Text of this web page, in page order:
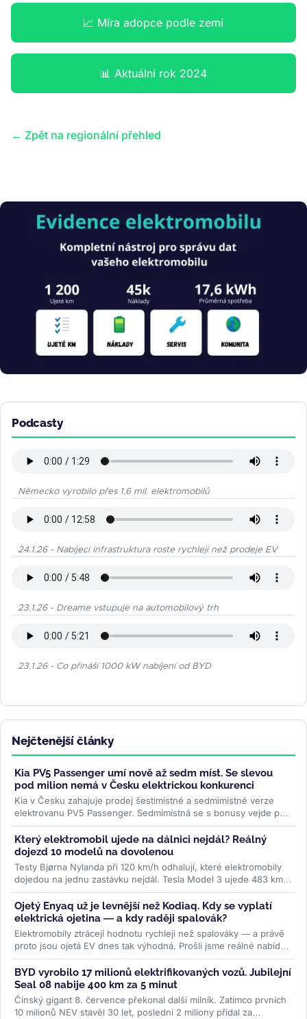
📈 Míra adopce podle zemí
📊 Aktuální rok 2024
← Zpět na regionální přehled
Obrázek
Podcasty
Německo vyrobilo přes 1,6 mil. elektromobilů
24.1.26 - Nabíjecí infrastruktura roste rychleji než prodeje EV
23.1.26 - Dreame vstupuje na automobilový trh
23.1.26 - Co přináší 1000 kW nabíjení od BYD
Nejčtenější články
Kia PV5 Passenger umí nově až sedm míst. Se slevou
pod milion nemá v Česku elektrickou konkurenci
Kia v Česku zahajuje prodej šestimístné a sedmimístné verze
elektrovanu PV5 Passenger. Sedmimístná se s bonusy vejde pod
milion korun —...>>
Který elektromobil ujede na dálnici nejdál? Reálný
dojezd 10 modelů na dovolenou
Testy Bjørna Nylanda při 120 km/h odhalují, které elektromobily
dojedou na jednu zastávku nejdál. Tesla Model 3 ujede 483 km,
některá SUV o...>>
Ojetý Enyaq už je levnější než Kodiaq. Kdy se vyplatí
elektrická ojetina — a kdy raději spalovák?
Elektromobily ztrácejí hodnotu rychleji než spalováky — a právě
proto jsou ojetá EV dnes tak výhodná. Prošli jsme reálné nabídky
na...>>
BYD vyrobilo 17 milionů elektrifikovaných vozů. Jubilejní
Seal 08 nabije 400 km za 5 minut
Čínský gigant 8. července překonal další milník. Zatímco prvních
10 milionů NEV stavěl 30 let, poslední 2 miliony přidal za